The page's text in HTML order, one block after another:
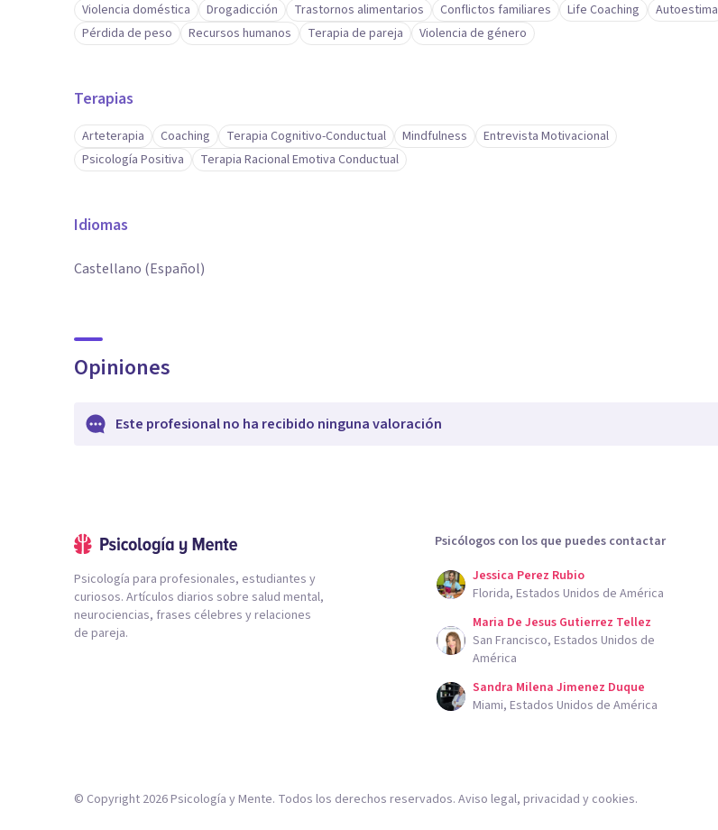
Violencia doméstica Drogadicción Trastornos alimentarios Conflictos familiares Life Coaching
Autoestima
Pérdida de peso
Recursos humanos Terapia de pareja Violencia de género
Terapias
Arteterapia Coaching Terapia Cognitivo-Conductual Mindfulness
Entrevista Motivacional
Psicología Positiva
Terapia Racional Emotiva Conductual
Idiomas
Castellano (Español)
Opiniones
Este profesional no ha recibido ninguna valoración
Psicología para profesionales, estudiantes y
curiosos. Artículos diarios sobre salud mental,
neurociencias, frases célebres y relaciones
de pareja.
Psicólogos con los que puedes contactar
Jessica Perez Rubio
Florida, Estados Unidos de América
Maria De Jesus Gutierrez Tellez
San Francisco, Estados Unidos de
América
Sandra Milena Jimenez Duque
Miami, Estados Unidos de América
© Copyright 2026Psicología y Mente. Todos los derechos reservados. Aviso legal, privacidad y cookies.